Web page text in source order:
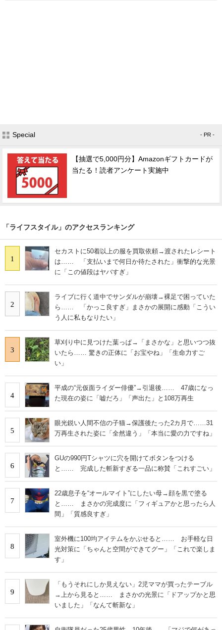
Special - PR -
【抽選で5,000円分】Amazonギフトカードが
当たる！読者アンケート実施中
「ライフスタイル」のアクセスランキング
1
セカストに50着以上の服を買取依頼→渡されたレシート
は…… 「支払いまで何日か待たされた」衝撃的な光景
に「この値段はヤバすぎ」
2
ライブに行く道中でサンダルが崩壊→裸足で困っていた
ら…… 「かっこ良すぎ」まさかの展開に感動「こうい
う人に私もなりたい」
3
草刈り中に見つけた葉っぱ→「まさかな」と思いつつ抜
いたら…… 驚きの正体に「お宝やね」「生命力すご
い」
4
平成の“元仮面ライダー俳優”→引退後…… 47歳になっ
た現在の姿に「嘘だろ」「声出た」と108万再生
5
眼光鋭い人間不信の子猫→保護後たった2カ月で……31
万再生された姿に「全然違う」「本当に愛の力ですね」
6
GUの990円Tシャツに穴を開けてボタンをつける
と…… 完成した斬新すぎる一品に称賛「これすごい」
7
22歳息子を“オールマイト”にしたい母→顔を黒で塗る
と…… まさかの完成度に「フィギュアかと思ったら人
間」「質感良すぎ」
8
室外機に100均アイテムをかぶせると…… お手軽な日
光対策に「ちゃんと空間ができてグー」「これで楽しま
す」
9
「もうそれにしか見えない」2児ママが買ったテーブル
→上から見ると…… まさかの光景に「ドアップかと思
いました」「なんて斬新な」